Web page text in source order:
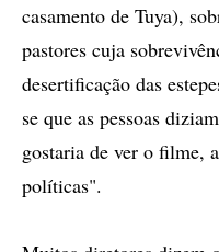
casamento de Tuya),
pastores cuja
desertificação das
se que as pessoas
gostaria de ver o filme,
políticas".